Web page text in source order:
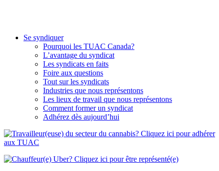
Se syndiquer
Pourquoi les TUAC Canada?
L’avantage du syndicat
Les syndicats en faits
Foire aux questions
Tout sur les syndicats
Industries que nous représentons
Les lieux de travail que nous représentons
Comment former un syndicat
Adhérez dès aujourd’hui